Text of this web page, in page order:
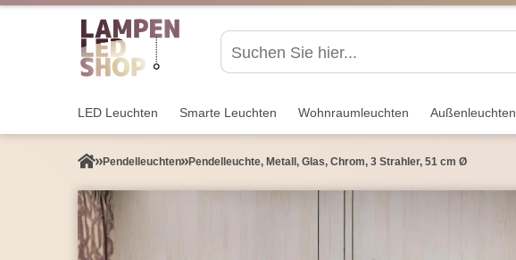
LED Leuchten Smarte Leuchten Wohnraum­leuchten Außen­leuchten
Pendel­leuchten Pendelleuchte, Metall, Glas, Chrom, 3 Strahler, 51 cm Ø